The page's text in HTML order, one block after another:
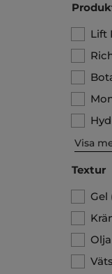
Lift
Visa
Textur
Gel
Olja